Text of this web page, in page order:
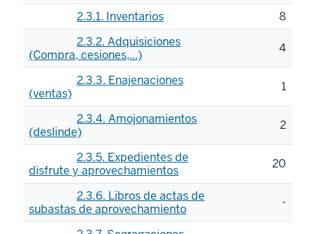
2.3.1. Inventarios
8
2.3.2. Adquisiciones
(Compra, cesiones,...)
4
2.3.3. Enajenaciones
(ventas)
1
2.3.4. Amojonamientos
(deslinde)
2
2.3.5. Expedientes de
disfrute y aprovechamientos
20
2.3.6. Libros de actas de
subastas de aprovechamiento
-